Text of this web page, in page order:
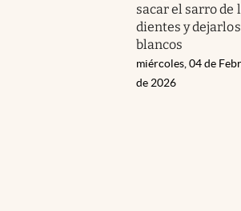
sacar el sarro de
dientes y dejarlos
blancos
miércoles, 04 de
de 2026